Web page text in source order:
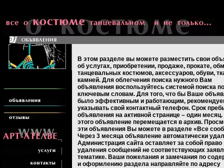
В этом разделе вы можете разместить свои
об услугах, приобретении, продаже, прокате,
танцевальных костюмов, аксессуаров, обуви,
камней. Для облегчения поиска нужного Вам
объявления воспользуйтесь системой поиска по
ключевым словам. Для того, что бы Ваше
было эффективным и работающим,
указывать свой контактный телефон. Срок
объявления на активной странице – один
этого объявление перемещается в архив.
эти объявления Вы можете в разделе «Все
Через 3 месяца объявление автоматически
Администрация сайта оставляет за собой право
удаления сообщений не соответствующих
тематике. Ваши пожелания и замечания по
и оформлению раздела направляйте по адресу